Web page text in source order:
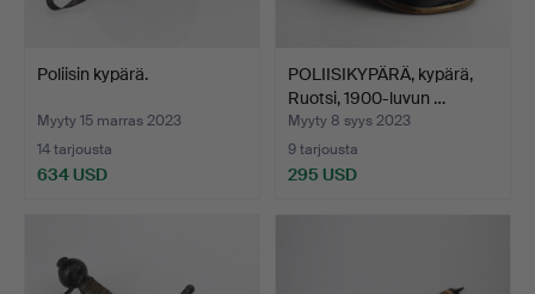
Poliisin kypärä.
Myyty 15 marras 2023
14 tarjousta
634 USD
POLIISIKYPÄRÄ, kypärä,
Ruotsi, 1900-luvun …
Myyty 8 syys 2023
9 tarjousta
295 USD